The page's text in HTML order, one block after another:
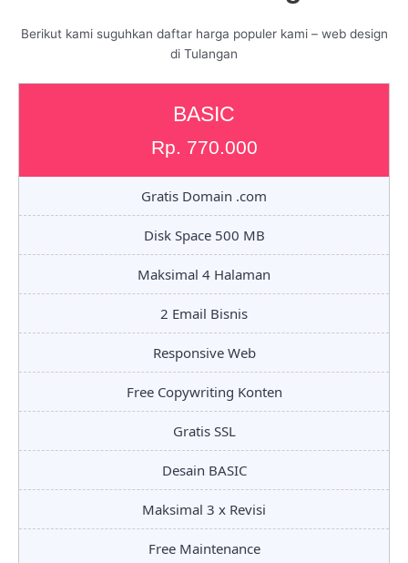
Berikut kami suguhkan daftar harga populer kami – web design
di Tulangan
BASIC
Rp. 770.000
Gratis Domain .com
Disk Space 500 MB
Maksimal 4 Halaman
2 Email Bisnis
Responsive Web
Free Copywriting Konten
Gratis SSL
Desain BASIC
Maksimal 3 x Revisi
Free Maintenance